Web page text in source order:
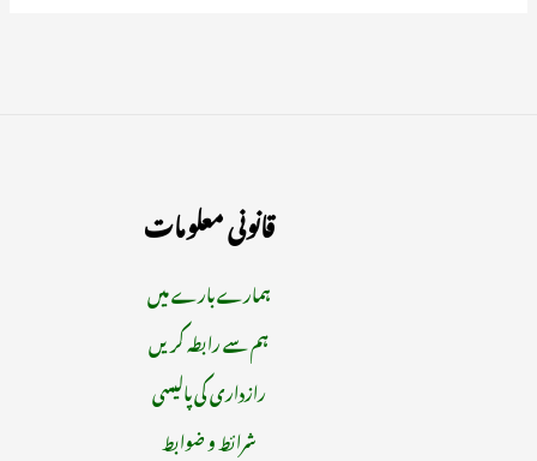
قانونی معلومات
ہمارے بارے میں
ہم سے رابطہ کریں
رازداری کی پالیسی
شرائط و ضوابط